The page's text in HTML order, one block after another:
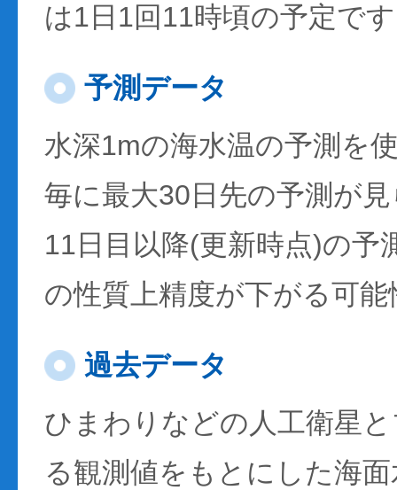
は1日1回11時頃の予定で
予測データ
水深1mの海水温の予測を
毎に最大30日先の予測が
11日目以降(更新時点)の予
の性質上精度が下がる可
過去データ
ひまわりなどの人工衛星
る観測値をもとにした海